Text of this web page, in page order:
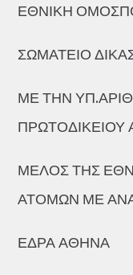
ΕΘΝΙΚΗ
ΣΩΜΑΤΕΙΟ
ΜΕ ΤΗΝ
ΜΕΛΟΣ ΤΗΣ
ΑΤΟΜΩΝ ΜΕ
ΕΔΡΑ ΑΘΗΝΑ